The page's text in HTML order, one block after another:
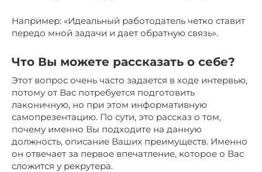
Например: «Идеальный работодатель четко ставит
передо мной задачи и дает обратную связь».
Что Вы можете рассказать о себе?
Этот вопрос очень часто задается в ходе интервью,
потому от Вас потребуется подготовить
лаконичную, но при этом информативную
самопрезентацию. По сути, это рассказ о том,
почему именно Вы подходите на данную
должность, описание Ваших преимуществ. Именно
он отвечает за первое впечатление, которое о Вас
сложится у рекрутера.